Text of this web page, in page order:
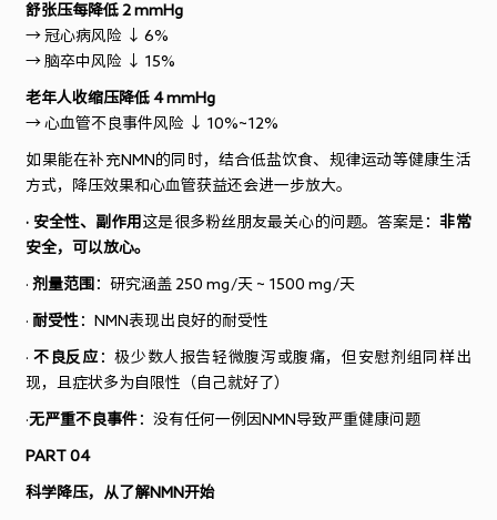
舒张压每降低 2 mmHg
→冠心病风险 ↓ 6%
→脑卒中风险 ↓ 15%
老年人收缩压降低 4 mmHg
→心血管不良事件风险 ↓ 10%~12%
如果能在补充NMN 的同时，结合低盐饮食、规律运动等健康生活
方式，降压效果和心血管获益还会进一步放大。
· 安全性、副作用 这是很多粉丝朋友最关心的问题。答案是：非常
安全，可以放心。
·剂量范围 ：研究涵盖 250 mg/天 ~ 1500 mg/天
· 耐受性 ：NMN表现出良好的耐受性
·不良反应 ：极少数人报告轻微腹泻或腹痛，但安慰剂组同样出
现，且症状多为自限性（自己就好了）
·无严重不良事件 ：没有任何一例因NMN导致严重健康问题
PART 04
科学降压，从了解NMN开始